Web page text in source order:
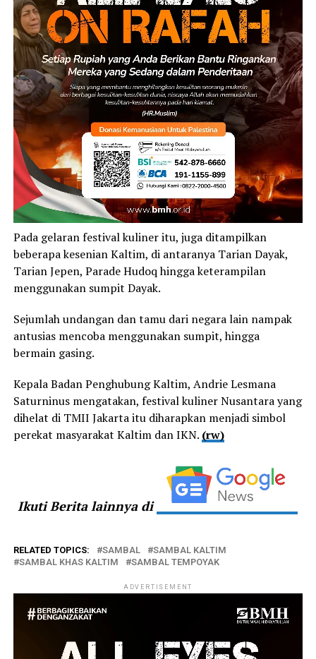
Pada gelaran festival kuliner itu, juga ditampilkan
beberapa kesenian Kaltim, di antaranya Tarian Dayak,
Tarian Jepen, Parade Hudoq hingga keterampilan
menggunakan sumpit Dayak.
Sejumlah undangan dan tamu dari negara lain nampak
antusias mencoba menggunakan sumpit, hingga
bermain gasing.
Kepala Badan Penghubung Kaltim, Andrie Lesmana
Saturninus mengatakan, festival kuliner Nusantara yang
dihelat di TMII Jakarta itu diharapkan menjadi simbol
perekat masyarakat Kaltim dan IKN. (rw)
Ikuti Berita lainnya di
RELATED TOPICS: SAMBAL
SAMBAL KALTIM
SAMBAL KHAS KALTIM
SAMBAL TEMPOYAK
ADVERTISEMENT